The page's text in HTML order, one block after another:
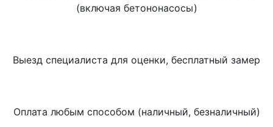
(включая бетононасосы)
Выезд специалиста для оценки, бесплатный замер
Оплата любым способом (наличный, безналичный)